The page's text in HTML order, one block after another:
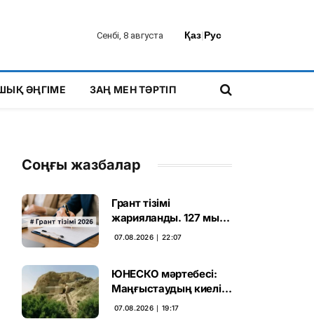
Сенбі, 8 августа Қаз|Рус
ӘҢГІМЕ ЗАҢ МЕН ТӘРТІП
Соңғы жазбалар
Грант тізімі
жарияланды. 127 мың
талапкердің
07.08.2026 ∣ 22:07
ЮНЕСКО мәртебесі:
Маңғыстаудың киелі
мұрасын қорғаудың
07.08.2026 ∣ 19:17